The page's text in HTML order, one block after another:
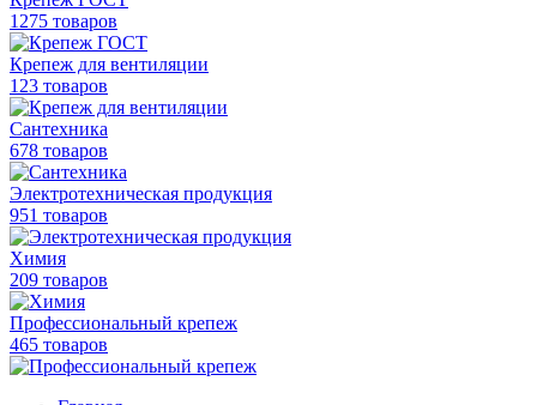
1275 товаров
Крепеж для вентиляции
123 товаров
Сантехника
678 товаров
Электротехническая продукция
951 товаров
Химия
209 товаров
Профессиональный крепеж
465 товаров